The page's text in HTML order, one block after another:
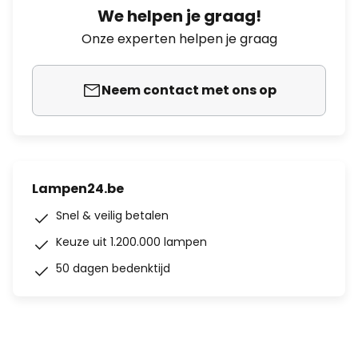
We helpen je graag!
Onze experten helpen je graag
Neem contact met ons op
Lampen24.be
Snel & veilig betalen
Keuze uit 1.200.000 lampen
50 dagen bedenktijd